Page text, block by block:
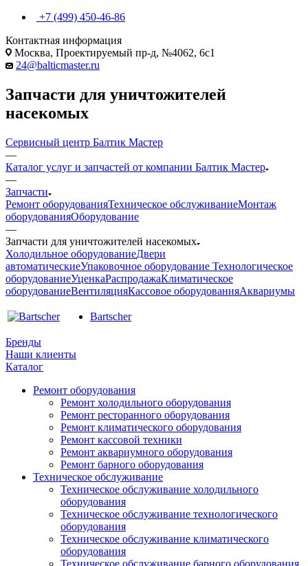
+7 (499) 450-46-86
Контактная информация
Москва, Проектируемый пр-д, №4062, 6с1
24@balticmaster.ru
Запчасти для уничтожителей
насекомых
Сервисный центр Балтик Мастер
—
Каталог услуг и запчастей от компании Балтик Мастер
—
Запчасти
Ремонт оборудованияТехническое обслуживаниеМонтаж
оборудованияОборудование
—
Запчасти для уничтожителей насекомых
Холодильное оборудованиеДвери
автоматическиеУпаковочное оборудование Технологическое
оборудованиеУценкаРаспродажаКлиматическое
оборудованиеВентиляцияКассовое оборудованияАквариумы
Bartscher
Бренды
Наши клиенты
Каталог
Ремонт оборудования
Ремонт холодильного оборудования
Ремонт ресторанного оборудования
Ремонт климатического оборудования
Ремонт кассовой техники
Ремонт аквариумного оборудования
Ремонт барного оборудования
Техническое обслуживание
Техническое обслуживание холодильного
оборудования
Техническое обслуживание технологического
оборудования
Техническое обслуживание климатического
оборудования
Техническое обслуживание барного оборудования